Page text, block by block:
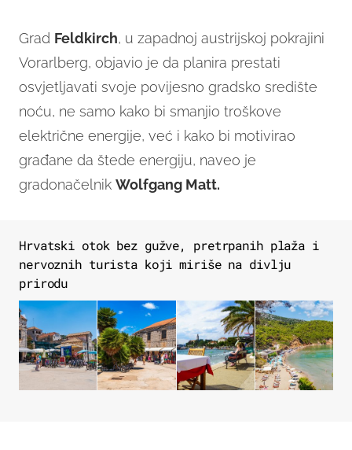
Grad Feldkirch, u zapadnoj austrijskoj pokrajini
Vorarlberg, objavio je da planira prestati
osvjetljavati svoje povijesno gradsko središte
noću, ne samo kako bi smanjio troškove
električne energije, već i kako bi motivirao
građane da štede energiju, naveo je
gradonačelnik Wolfgang Matt.
Hrvatski otok bez gužve, pretrpanih plaža i
nervoznih turista koji miriše na divlju
prirodu